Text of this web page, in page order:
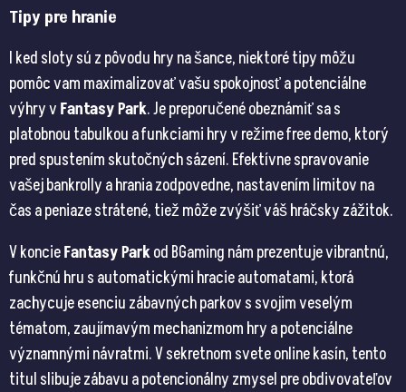
Tipy pre hranie
I ked sloty sú z pôvodu hry na šance, niektoré tipy môžu
pomôc vam maximalizovať vašu spokojnosť a potenciálne
výhry v Fantasy Park. Je preporučené obeznámiť sa s
platobnou tabulkou a funkciami hry v režime free demo, ktorý
pred spustením skutočných sázení. Efektívne spravovanie
vašej bankrolly a hrania zodpovedne, nastavením limitov na
čas a peniaze strátené, tiež môže zvýšiť váš hráčsky zážitok​​.
V koncieFantasy Parkod BGaming nám prezentuje vibrantnú,
funkčnú hru s automatickými hracie automatami, ktorá
zachycuje esenciu zábavných parkov s svojim veselým
tématom, zaujímavým mechanizmom hry a potenciálne
významnými návratmi. V sekretnom svete online kasín, tento
titul slibuje zábavu a potencionálny zmysel pre obdivovateľov